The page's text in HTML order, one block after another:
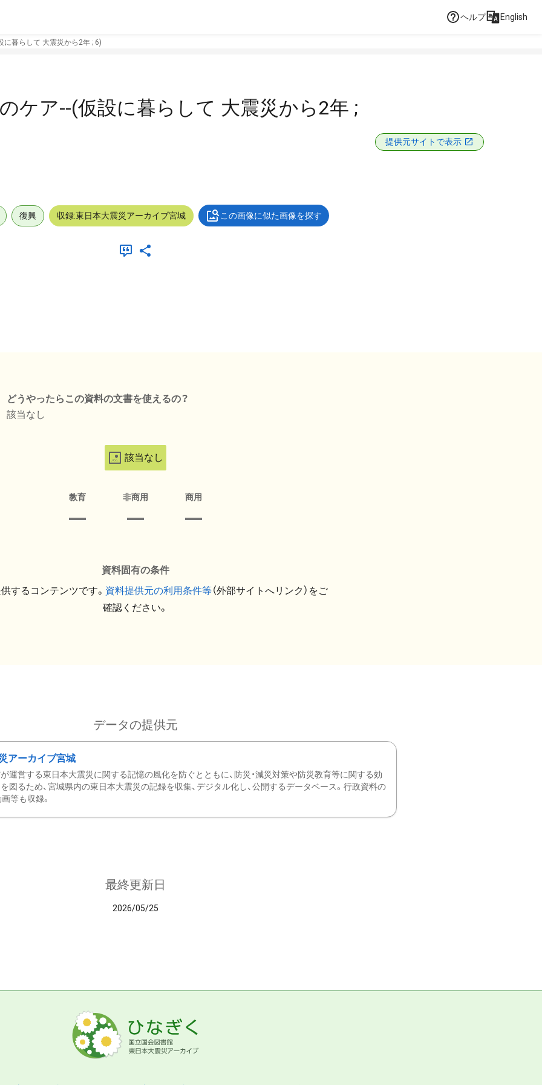
ヘルプ English
に暮らして 大震災から2年 ; 6)
ケア--(仮設に暮らして 大震災から2年 ;
提供元サイトで表示
復興 収録:東日本大震災アーカイブ宮城 この画像に似た画像を探す
どうやったらこの資料の文書を使えるの？
該当なし
該当なし
教育 非商用 商用
資料固有の条件
するコンテンツです。 資料提供元の利用条件等（外部サイトへリンク）をご
確認ください。
データの提供元
アーカイブ宮城
運営する東日本大震災に関する記憶の風化を防ぐとともに、防災・減災対策や防災教育等に関する効
図るため、宮城県内の東日本大震災の記録を収集、デジタル化し、公開するデータベース。行政資料の
等も収録。
最終更新日
2026/05/25